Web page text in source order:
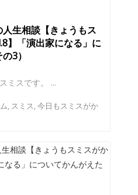
生相談【きょうもス
】「演出家になる」に
3）
ミスです。 ...
, スミス,今日もスミスがか